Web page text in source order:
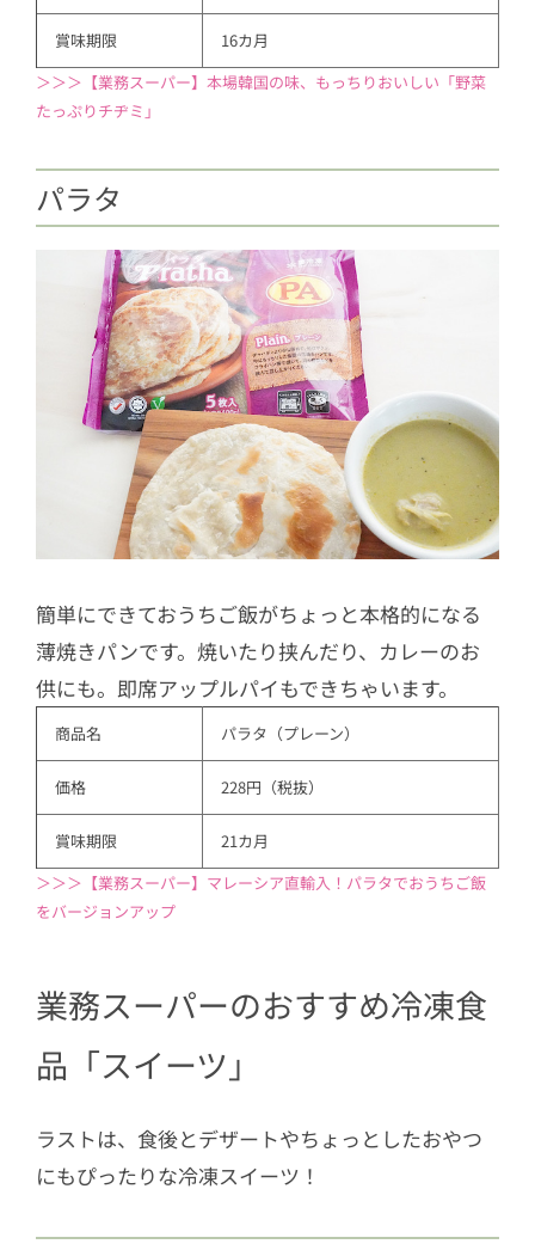
賞味期限
16カ月
＞＞＞【業務スーパー】本場韓国の味、もっちりおいしい「野菜
たっぷりチヂミ」
パラタ
簡単にできておうちご飯がちょっと本格的になる
薄焼きパンです。焼いたり挟んだり、カレーのお
供にも。即席アップルパイもできちゃいます。
商品名 パラタ（プレーン）
価格 228円（税抜）
賞味期限
21カ月
＞＞＞【業務スーパー】マレーシア直輸入！パラタでおうちご飯
をバージョンアップ
業務スーパーのおすすめ冷凍食
品「スイーツ」
ラストは、食後とデザートやちょっとしたおやつ
にもぴったりな冷凍スイーツ！